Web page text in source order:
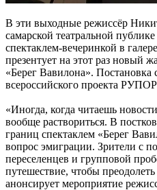
В эти выходные режиссёр
самарской театральной
спектаклем-вечеринкой в
презентует на этот раз новый
«Берег Вавилона». Постановка
всероссийского проекта
«Иногда, когда читаешь
вообще раствориться. В
границ спектаклем «Берег
вопрос эмиграции. Зрители с
переселенцев и групповой
путешествие, чтобы
анонсирует мероприятие